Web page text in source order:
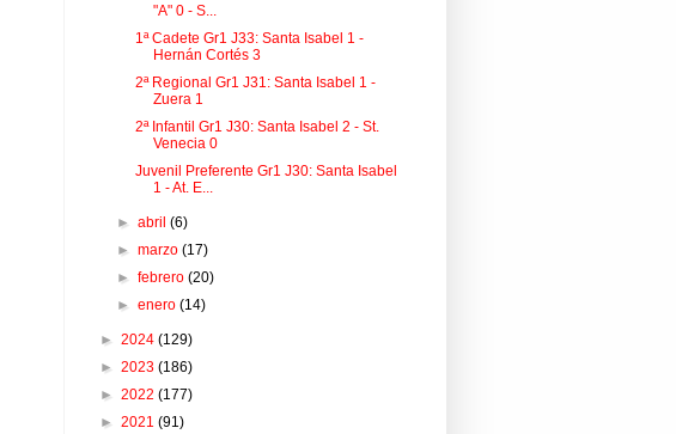
"A" 0 - S...
1ª Cadete Gr1 J33: Santa Isabel 1 -
Hernán Cortés 3
2ª Regional Gr1 J31: Santa Isabel 1 -
Zuera 1
2ª Infantil Gr1 J30: Santa Isabel 2 - St.
Venecia 0
Juvenil Preferente Gr1 J30: Santa Isabel
1 - At. E...
►abril(6)
►marzo(17)
►febrero(20)
►enero(14)
► 2024 (129)
► 2023 (186)
► 2022 (177)
► 2021 (91)